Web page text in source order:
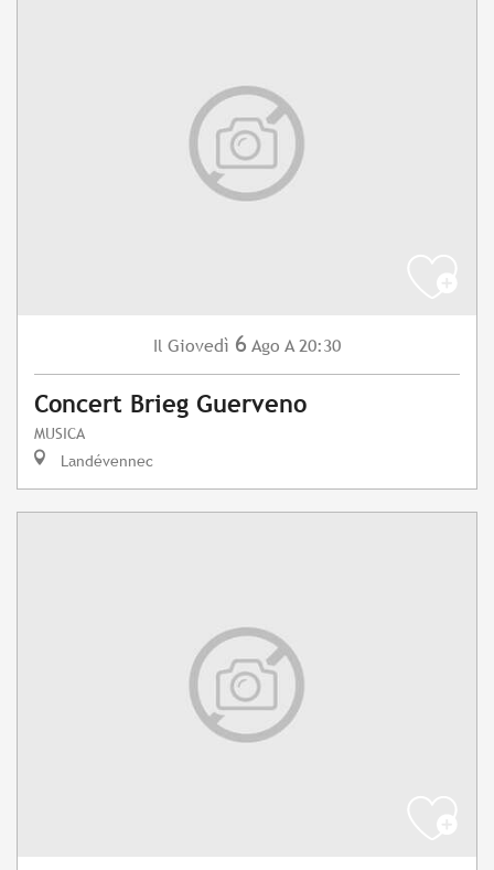
Il Giovedì 6 Ago A 20:30
Concert Brieg Guerveno
MUSICA
Landévennec